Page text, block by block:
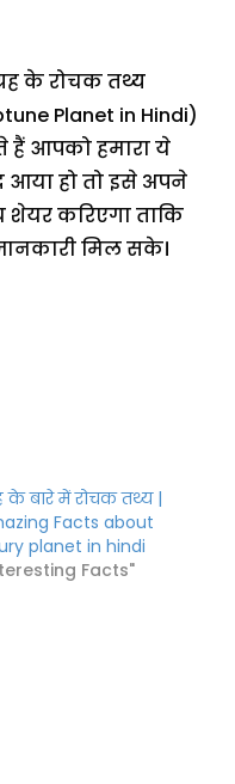
के रोचक तथ्य
Planet in Hindi)
हैं आपको हमारा ये
हो तो इसे अपने
शेयर करिएगा ताकि
मिल सके।
planet in hindi
Facts"